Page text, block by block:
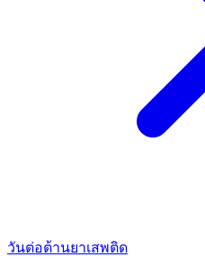
วันต่อต้านยาเสพติด